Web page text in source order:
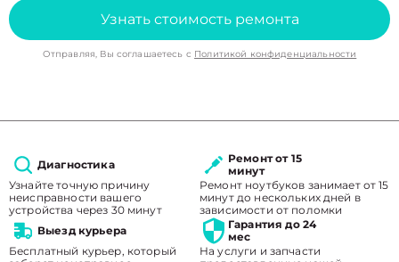
Узнать стоимость ремонта
Отправляя, Вы соглашаетесь с Политикой конфиденциальности
Диагностика
Узнайте точную причину
неисправности вашего
устройства через 30 минут
Ремонт от 15
минут
Ремонт ноутбуков занимает от 15
минут до нескольких дней в
зависимости от поломки
Выезд курьера
Бесплатный курьер, который
Гарантия до 24
мес
На услуги и запчасти